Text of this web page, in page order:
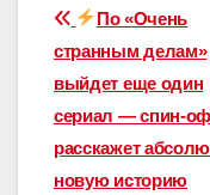
по
По «Очень
странным делам»
выйдет еще один
сериал — спин-
расскажет
новую историю